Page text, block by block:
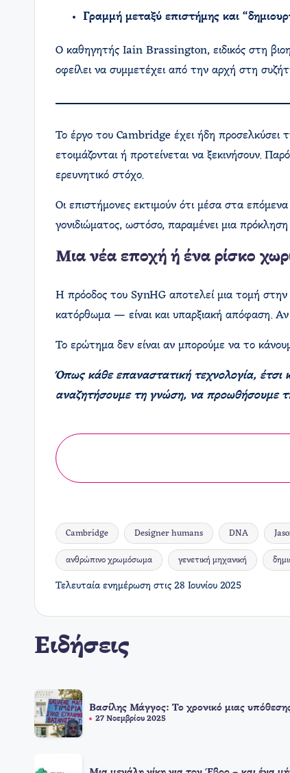
Γραμμή μεταξύ επιστήμης και
Ο καθηγητής Iain Brassington, ειδικός στη
οφείλει να συμμετέχει από την αρχή στη
Το έργο του Cambridge έχει ήδη προσελκύσει
ετοιμάζονται ή προτείνεται να ξεκινήσουν.
ερευνητικό στόχο.
Οι επιστήμονες εκτιμούν ότι μέσα στα
γονιδιώματος, ωστόσο, παραμένει μια
Μια νέα εποχή ή ένα ρίσκο
Η πρόοδος του SynHG αποτελεί μια τομή στην
κατόρθωμα — είναι και υπαρξιακή απόφαση.
Το ερώτημα δεν είναι αν μπορούμε να το
Όπως κάθε επαναστατική τεχνολογία, έτσι
αναζητήσουμε τη γνώση, να προωθήσουμε
Ετικέτες:
Cambridge Designer humans DNA
ανθρώπινο χρωμόσωμα γενετική μηχανική
Τελευταία ενημέρωση στις 28 Ιουνίου 2025
Ειδήσεις
Βασίλης Μάγγος: Το χρονικό μιας
27 Νοεμβρίου 2025